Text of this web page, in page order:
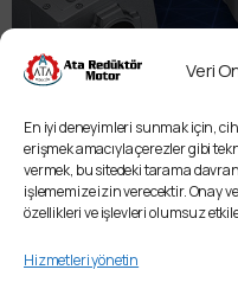
Veri
En iyi deneyimleri sunmak için,
erişmek amacıyla çerezler gibi
vermek, bu sitedeki tarama
işlememize izin verecektir. Onay
özellikleri ve işlevleri olumsuz
Hizmetleri yönetin
Redüktör Seçim
ve her tür fikri mülkiyet hakkı ,